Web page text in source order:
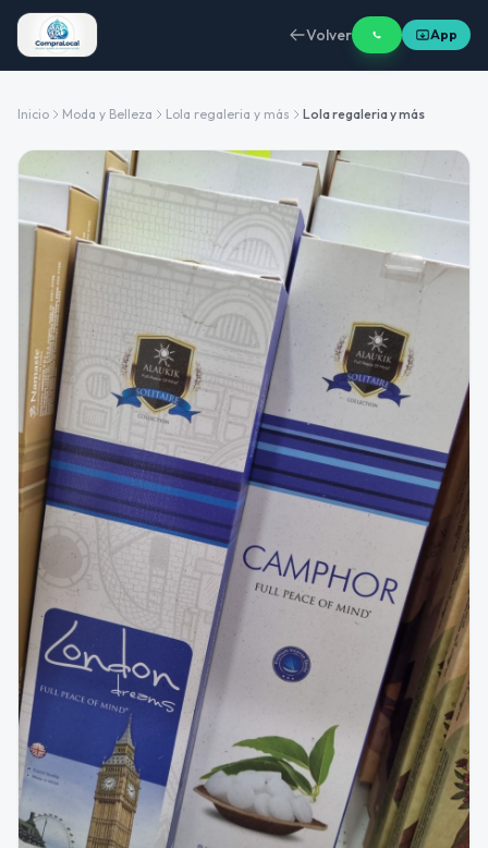
Volver App
Inicio Moda y Belleza Lola regaleria y más Lola regaleria y más